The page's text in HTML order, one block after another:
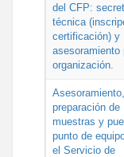
del CFP:
técnica
certificación) y
asesoramiento
organización.
Asesoramiento,
preparación de
muestras y
punto de
el Servicio de